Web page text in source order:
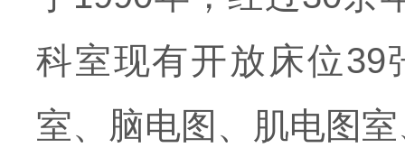
科室现有开放床位39
室、脑电图、肌电图